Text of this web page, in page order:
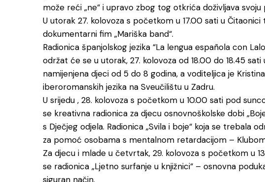
može reći „ne“ i upravo zbog tog otkrića doživljava
U utorak 27. kolovoza s početkom u 17.00 sati u
dokumentarni fim „Mariška band“.
Radionica španjolskog jezika “La lengua española con
održat će se u utorak, 27. kolovoza od 18.00 do 18.45 sati
namijenjena djeci od 5 do 8 godina, a voditeljica je
iberoromanskih jezika na Sveučilištu u Zadru.
U srijedu , 28. kolovoza s početkom u 10.00 sati pod
se kreativna radionica za djecu osnovnoškolske dobi
s Dječjeg odjela. Radionica „Svila i boje“ koja se trebala
za pomoć osobama s mentalnom retardacijom –
Za djecu i mlade u četvrtak, 29. kolovoza s početkom u
se radionica „Ljetno surfanje u knjižnici“ – osnovna
siguran način.